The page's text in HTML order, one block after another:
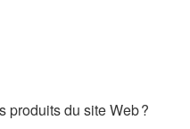
produits du site Web ?